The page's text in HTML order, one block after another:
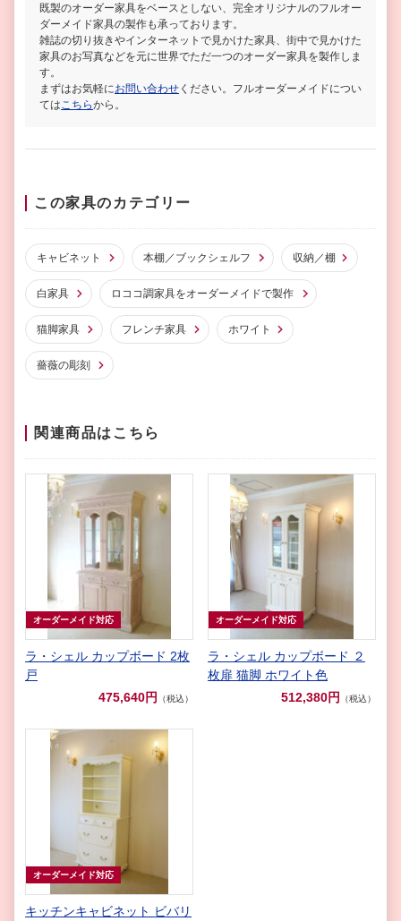
既製のオーダー家具をベースとしない、完全オリジナルのフルオー
ダーメイド家具の製作も承っております。
雑誌の切り抜きやインターネットで見かけた家具、街中で見かけた
家具のお写真などを元に世界でただ一つのオーダー家具を製作しま
す。
まずはお気軽にお問い合わせ ください。フルオーダーメイドについ
ては こちらから。
この家具のカテゴリー
キャビネット 本棚／ブックシェルフ 収納／棚
白家具 ロココ調家具をオーダーメイドで製作
猫脚家具 フレンチ家具 ホワイト
薔薇の彫刻
関連商品はこちら
オーダーメイド対応
ラ・シェル カップボード 2枚
戸
475,640円
（税込）
オーダーメイド対応
ラ・シェル カップボード ２
枚扉 猫脚 ホワイト色
512,380円
（税込）
オーダーメイド対応
キッチンキャビネット ビバリ